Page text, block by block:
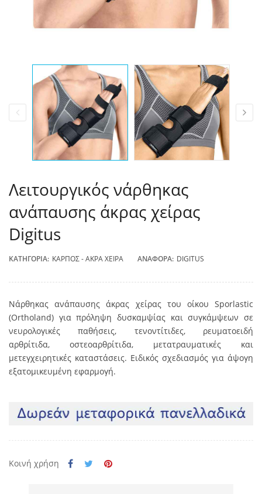
Λειτουργικός νάρθηκας
ανάπαυσης άκρας χείρας
Digitus
ΚΑΤΗΓΟΡΊΑ: ΚΑΡΠΌΣ - ΆΚΡΑ ΧΕΊΡΑ ΑΝΑΦΟΡΆ: DIGITUS
Νάρθηκας ανάπαυσης άκρας χείρας του οίκου Sporlastic
(Ortholand) για πρόληψη δυσκαμψίας και συγκάμψεων σε
νευρολογικές παθήσεις, τενοντίτιδες, ρευματοειδή
αρθρίτιδα, οστεοαρθρίτιδα, μετατραυματικές και
μετεγχειρητικές καταστάσεις. Ειδικός σχεδιασμός για άψογη
εξατομικευμένη εφαρμογή.
Κοινή χρήση